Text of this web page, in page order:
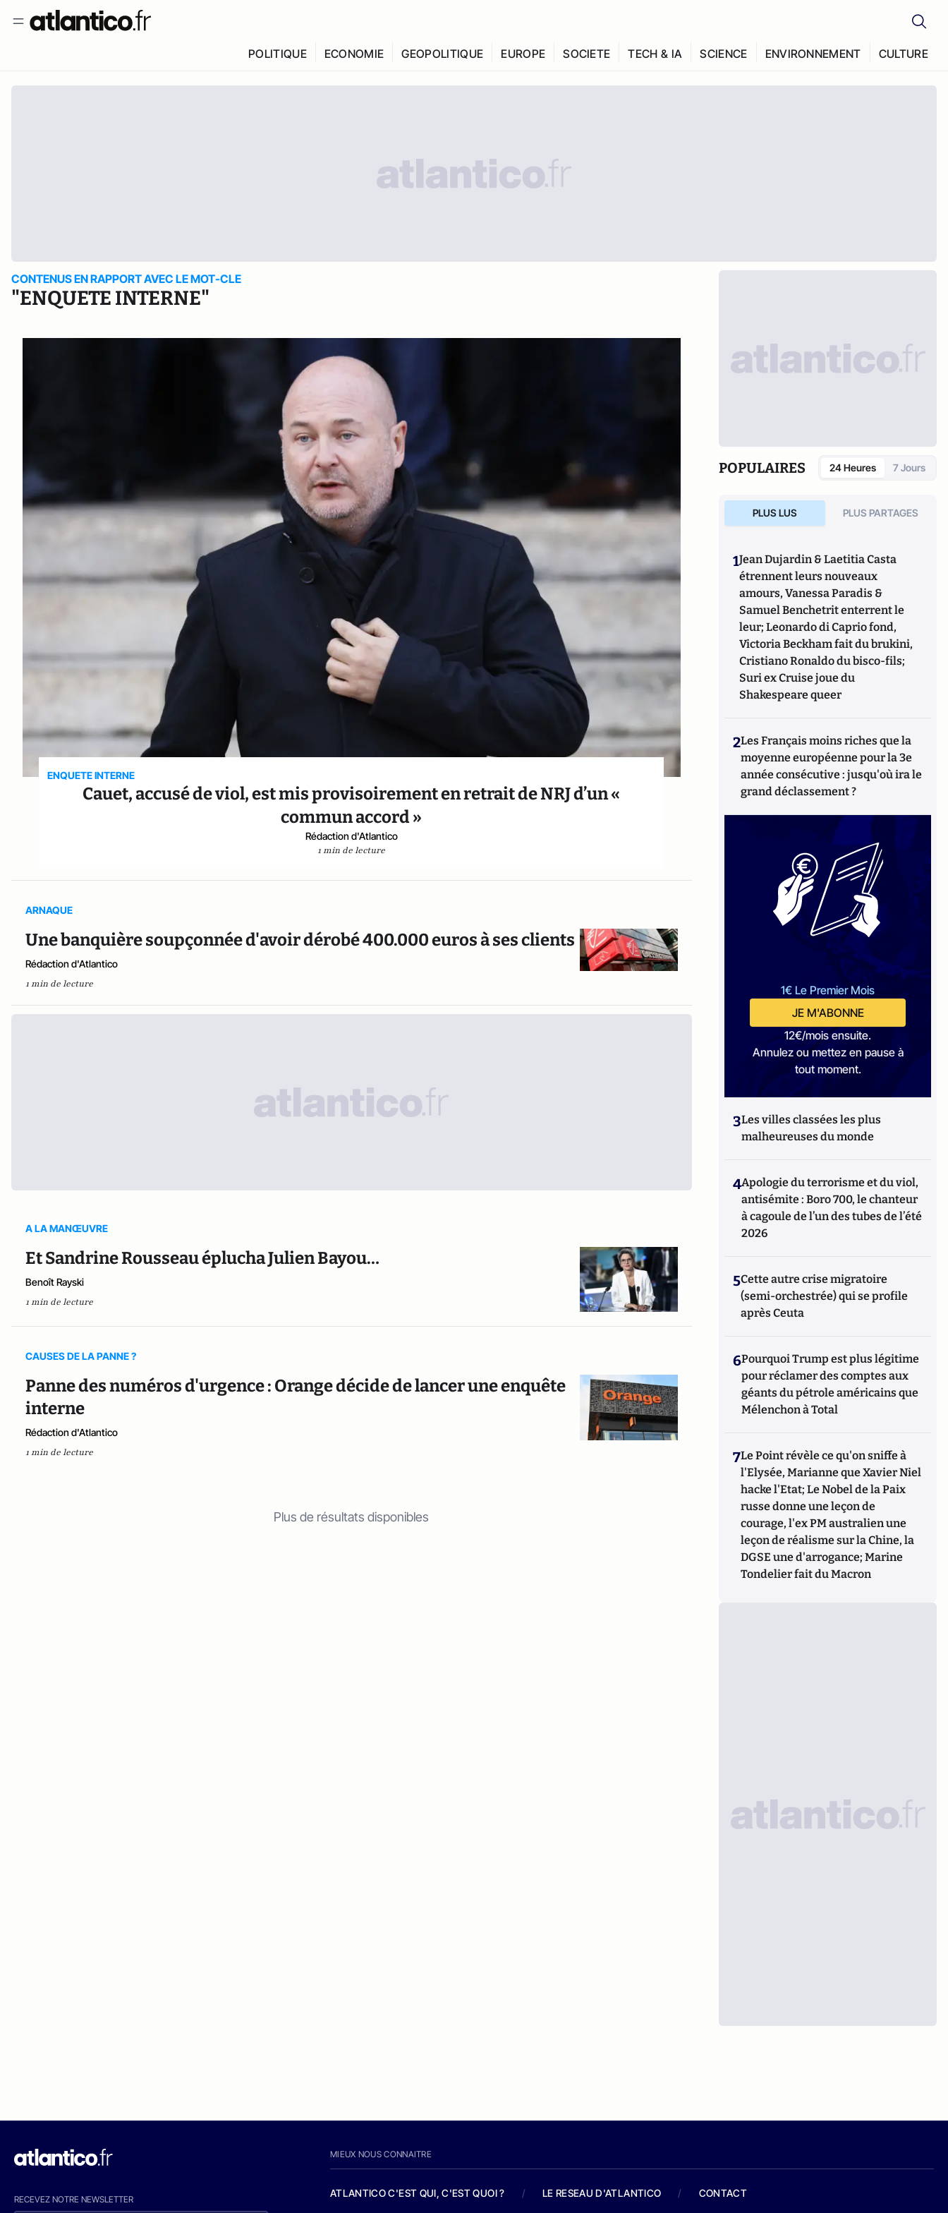
POLITIQUE ECONOMIE GEOPOLITIQUE EUROPE SOCIETE TECH & IA SCIENCE ENVIRONNEMENT CULTURE
CONTENUS EN RAPPORT AVEC LE MOT-CLE
"ENQUETE INTERNE"
ENQUETE INTERNE
Cauet, accusé de viol, est mis provisoirement en retrait de NRJ d’un «
commun accord »
Rédaction d'Atlantico
1 min de lecture
ARNAQUE
Une banquière soupçonnée d'avoir dérobé 400.000 euros à ses clients
Rédaction d'Atlantico
1 min de lecture
A LA MANŒUVRE
Et Sandrine Rousseau éplucha Julien Bayou…
Benoît Rayski
1 min de lecture
CAUSES DE LA PANNE ?
Panne des numéros d'urgence : Orange décide de lancer une enquête
interne
Rédaction d'Atlantico
1 min de lecture
Plus de résultats disponibles
POPULAIRES 24 Heures 7 Jours
PLUS LUS PLUS PARTAGES
1Jean Dujardin & Laetitia Casta
étrennent leurs nouveaux
amours, Vanessa Paradis &
Samuel Benchetrit enterrent le
leur; Leonardo di Caprio fond,
Victoria Beckham fait du brukini,
Cristiano Ronaldo du bisco-fils;
Suri ex Cruise joue du
Shakespeare queer
2Les Français moins riches que la
moyenne européenne pour la 3e
année consécutive : jusqu'où ira le
grand déclassement ?
1€ Le Premier Mois
JE M'ABONNE
12€/mois ensuite.
Annulez ou mettez en pause à
tout moment.
3Les villes classées les plus
malheureuses du monde
4Apologie du terrorisme et du viol,
antisémite : Boro 700, le chanteur
à cagoule de l’un des tubes de l’été
2026
5Cette autre crise migratoire
(semi-orchestrée) qui se profile
après Ceuta
6Pourquoi Trump est plus légitime
pour réclamer des comptes aux
géants du pétrole américains que
Mélenchon à Total
7Le Point révèle ce qu'on sniffe à
l'Elysée, Marianne que Xavier Niel
hacke l'Etat; Le Nobel de la Paix
russe donne une leçon de
courage, l'ex PM australien une
leçon de réalisme sur la Chine, la
DGSE une d'arrogance; Marine
Tondelier fait du Macron
RECEVEZ NOTRE NEWSLETTER
MIEUX NOUS CONNAITRE
ATLANTICO C'EST QUI, C'EST QUOI ? / LE RESEAU D'ATLANTICO / CONTACT